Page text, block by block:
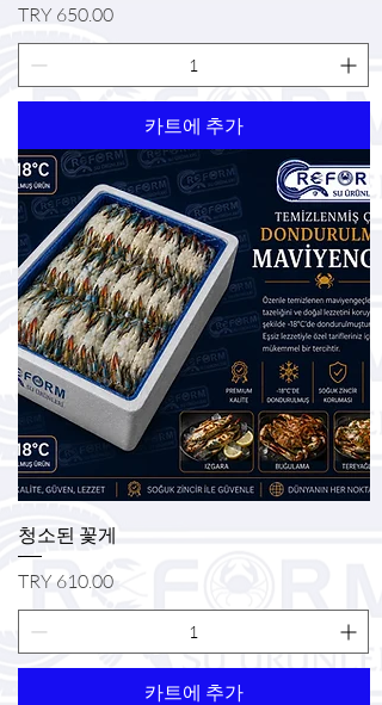
가격
TRY 650.00
카트에 추가
청소된 꽃게
가격
TRY 610.00
카트에 추가